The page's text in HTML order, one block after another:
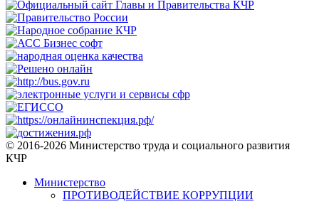
© 2016-2026 Министерство труда и социального развития
КЧР
Министерство
ПРОТИВОДЕЙСТВИЕ КОРРУПЦИИ